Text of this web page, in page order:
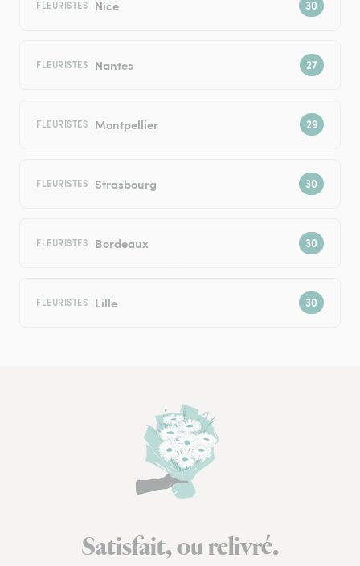
FLEURISTES Nice
FLEURISTES Nantes
FLEURISTES Montpellier
FLEURISTES Strasbourg
FLEURISTES Bordeaux
FLEURISTES Lille
Satisfait, ou relivré.